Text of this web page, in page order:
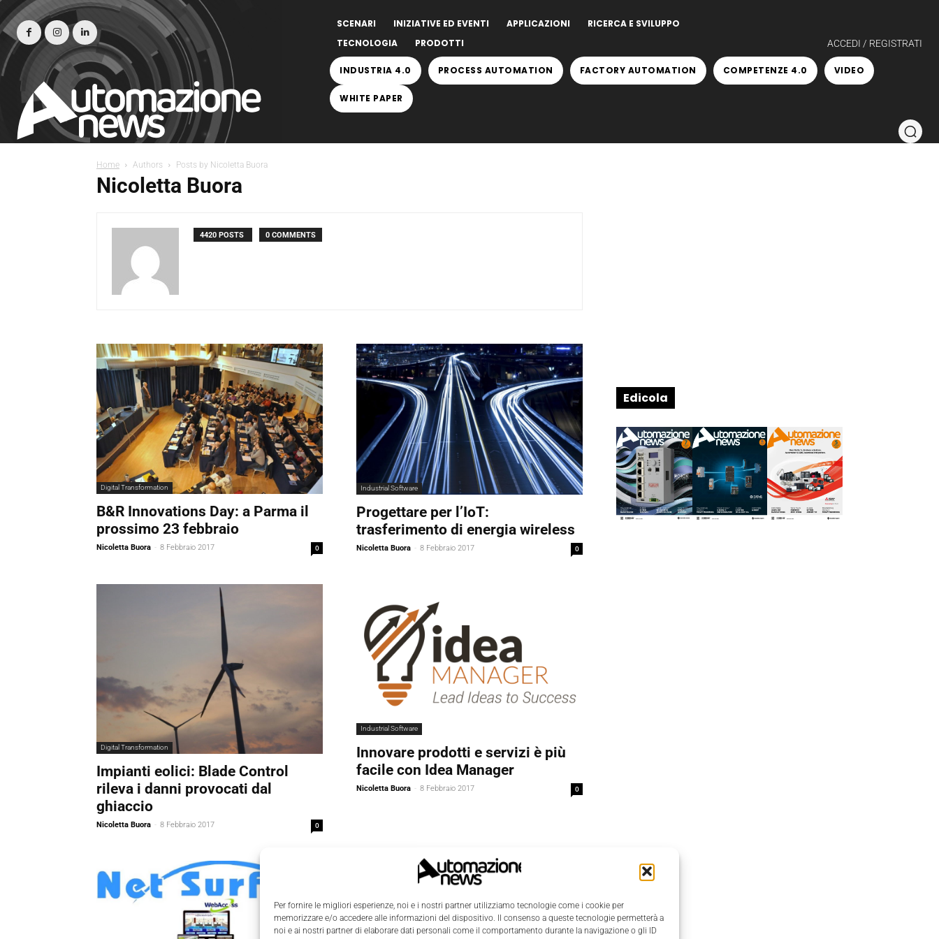
Per fornire le migliori esperienze, noi e i nostri partner utilizziamo tecnologie come i cookie per
memorizzare e/o accedere alle informazioni del dispositivo. Il consenso a queste tecnologie permetterà a
noi e ai nostri partner di elaborare dati personali come il comportamento durante la navigazione o gli ID
SCENARI INIZIATIVE ED EVENTI APPLICAZIONI
RICERCA E SVILUPPO
TECNOLOGIA
PRODOTTI ACCEDI / REGISTRATI
INDUSTRIA 4.0 PROCESS AUTOMATION FACTORY AUTOMATION COMPETENZE 4.0 VIDEO
WHITE PAPER
Home Authors Posts by Nicoletta Buora
Nicoletta Buora
4420 POSTS 0 COMMENTS
Digital Transformation
B&R Innovations Day: a Parma il
prossimo 23 febbraio
Nicoletta Buora - 8 Febbraio 2017 0
Industrial Software
Progettare per l’IoT:
trasferimento di energia wireless
Nicoletta Buora - 8 Febbraio 2017 0
Digital Transformation
Impianti eolici: Blade Control
rileva i danni provocati dal
ghiaccio
Nicoletta Buora - 8 Febbraio 2017 0
Industrial Software
Innovare prodotti e servizi è più
facile con Idea Manager
Nicoletta Buora - 8 Febbraio 2017 0
Edicola